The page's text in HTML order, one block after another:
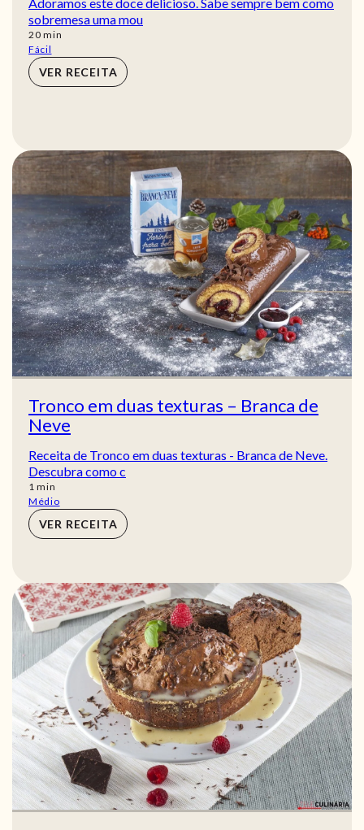
sobremesa uma mou
20min
min
Fácil
VER RECEITA
Tronco em duas texturas – Branca de
Neve
Receita de Tronco em duas texturas - Branca de Neve.
Descubra como c
1 min
min
Médio
VER RECEITA